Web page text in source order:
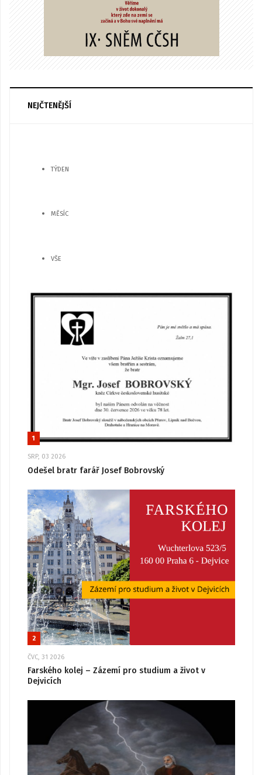
NEJČTENĚJŠÍ
TÝDEN
MĚSÍC
VŠE
1
SRP, 03 2026
Odešel bratr farář Josef Bobrovský
2
ČVC, 31 2026
Farského kolej – Zázemí pro studium a život v
Dejvicích